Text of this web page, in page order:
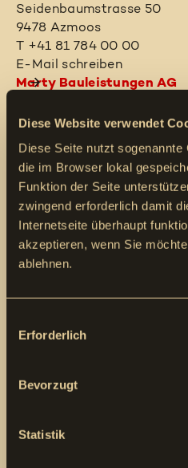
Diese Website verwendet
Diese Seite nutzt sogenannte
die im Browser lokal
Funktion der Seite
zwingend erforderlich damit
Internetseite überhaupt
akzeptieren, wenn Sie
ablehnen.
Selection
Erforderlich
Bevorzugt
Statistik
Seidenbaumstrasse 50
9478 Azmoos
T +41 81 784 00 00
E-Mail schreiben
Marty Bauleistungen AG
9466 Sennwald
T +41 81 750 43 43
E-Mail schreiben
Marty Bauleistungen AG
Standort Lenzburg
Hardstrasse 6a
T +41 81 784 00 00
Marty Transportleistungen
9464 Rüthi
E-Mail schreiben